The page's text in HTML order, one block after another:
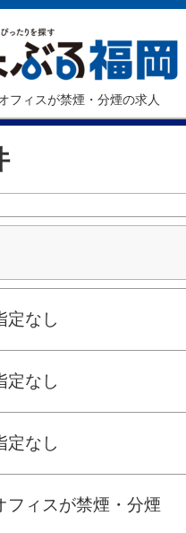
フィスが禁煙・分煙の求人
定なし
定なし
定なし
フィスが禁煙・分煙